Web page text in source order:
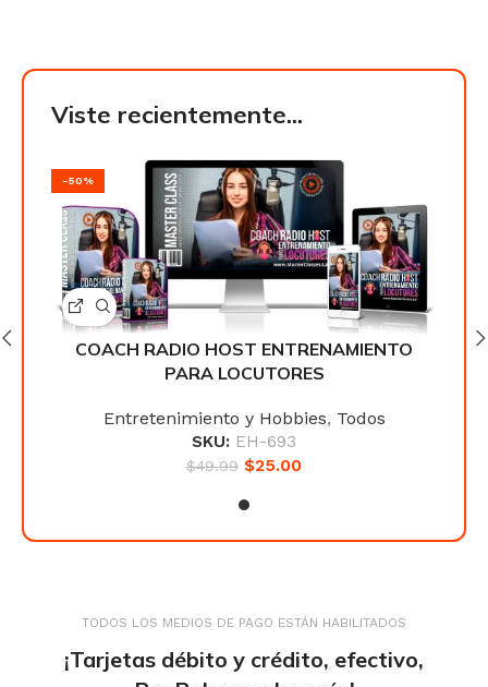
Viste recientemente...
-50%
COACH RADIO HOST ENTRENAMIENTO
PARA LOCUTORES
Entretenimiento y Hobbies, Todos
SKU: EH-693
$49.99 $25.00
TODOS LOS MEDIOS DE PAGO ESTÁN HABILITADOS
¡Tarjetas débito y crédito, efectivo,